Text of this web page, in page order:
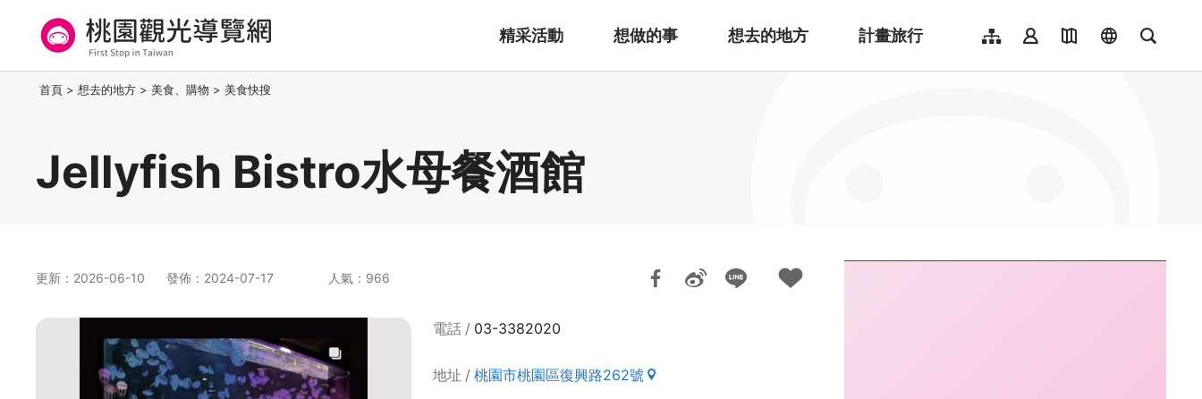
要
桃園觀光導覽網
精采活動 想做的事 想去的地方 計畫旅行
網站導覽會員登入地圖導覽language全文檢
首頁 > 想去的地方 > 美食、購物 > 美食快搜
Jellyfish Bistro水母餐酒館
更新：2026-06-10 發佈：2024-07-17 人氣：966
電話 03-3382020
地址 桃園市桃園區復興路262號
:::